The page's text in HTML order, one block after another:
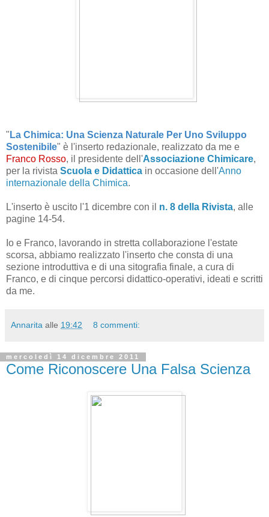
" La Chimica: Una Scienza Naturale Per Uno Sviluppo
Sostenibile" è l'inserto redazionale, realizzato da me e
Franco Rosso, il presidente dell'Associazione Chimicare,
per la rivista Scuola e Didattica in occasione dell'Anno
internazionale della Chimica.
L'inserto è uscito l'1 dicembre con il n. 8 della Rivista, alle
pagine 14-54.
Io e Franco, lavorando in stretta collaborazione l'estate
scorsa, abbiamo realizzato l'inserto che consta di una
sezione introduttiva e di una sitografia finale, a cura di
Franco, e di cinque percorsi didattico-operativi, ideati e scritti
da me.
Annarita alle 19:42 8 commenti:
mercoledì 14 dicembre 2011
Come Riconoscere Una Falsa Scienza